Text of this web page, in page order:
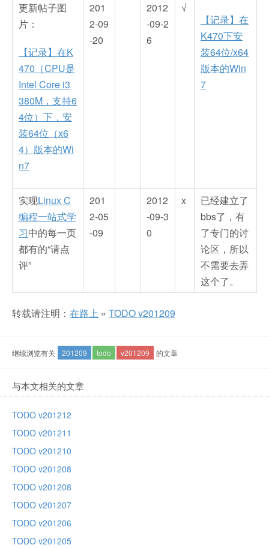
更新帖子图
片：
【记录】在K
470（CPU是
Intel Core i3
380M，支持6
4位）下，安
装64位（x6
4）版本的Wi
n7
201
2-09
-20
2012
-09-2
6
√
【记录】在
K470下安
装64位/x64
版本的Win
7
实现Linux C
编程一站式学
习中的每一页
都有的“请点
评”
201
2-05
-09
2012
-09-3
0
x
已经建立了
bbs了，有
了专门的讨
论区，所以
不需要去弄
这个了。
转载请注明： 在路上 » TODO v201209
继续浏览有关 201209 todo v201209 的文章
与本文相关的文章
TODO v201212
TODO v201211
TODO v201210
TODO v201208
TODO v201208
TODO v201207
TODO v201206
TODO v201205